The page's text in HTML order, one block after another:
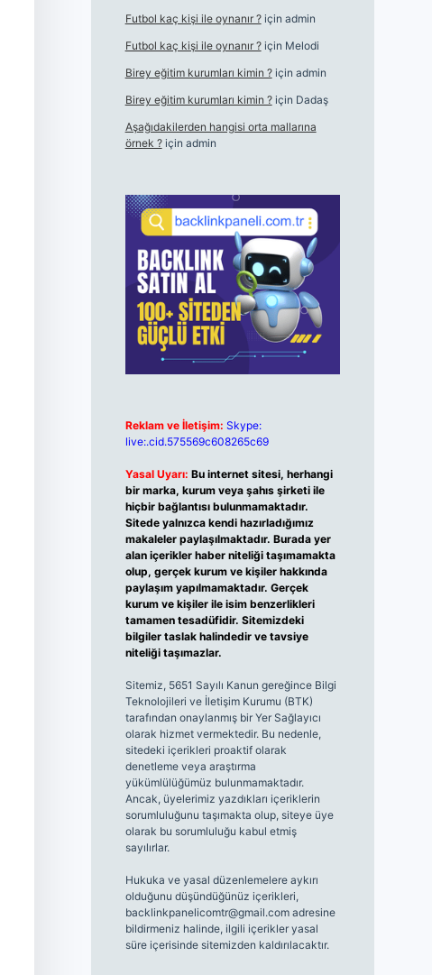
Futbol kaç kişi ile oynanır ?için admin
Futbol kaç kişi ile oynanır ?için Melodi
Birey eğitim kurumları kimin ?için admin
Birey eğitim kurumları kimin ?için Dadaş
Aşağıdakilerden hangisi orta mallarına
örnek ?için admin
Reklam ve İletişim: Skype:
live:.cid.575569c608265c69
Yasal Uyarı: Bu internet sitesi, herhangi
bir marka, kurum veya şahıs şirketi ile
hiçbir bağlantısı bulunmamaktadır.
Sitede yalnızca kendi hazırladığımız
makaleler paylaşılmaktadır. Burada yer
alan içerikler haber niteliği taşımamakta
olup, gerçek kurum ve kişiler hakkında
paylaşım yapılmamaktadır. Gerçek
kurum ve kişiler ile isim benzerlikleri
tamamen tesadüfidir. Sitemizdeki
bilgiler taslak halindedir ve tavsiye
niteliği taşımazlar.
Sitemiz, 5651 Sayılı Kanun gereğince Bilgi
Teknolojileri ve İletişim Kurumu (BTK)
tarafından onaylanmış bir Yer Sağlayıcı
olarak hizmet vermektedir. Bu nedenle,
sitedeki içerikleri proaktif olarak
denetleme veya araştırma
yükümlülüğümüz bulunmamaktadır.
Ancak, üyelerimiz yazdıkları içeriklerin
sorumluluğunu taşımakta olup, siteye üye
olarak bu sorumluluğu kabul etmiş
sayılırlar.
Hukuka ve yasal düzenlemelere aykırı
olduğunu düşündüğünüz içerikleri,
backlinkpanelicomtr@gmail.comadresine
bildirmeniz halinde, ilgili içerikler yasal
süre içerisinde sitemizden kaldırılacaktır.